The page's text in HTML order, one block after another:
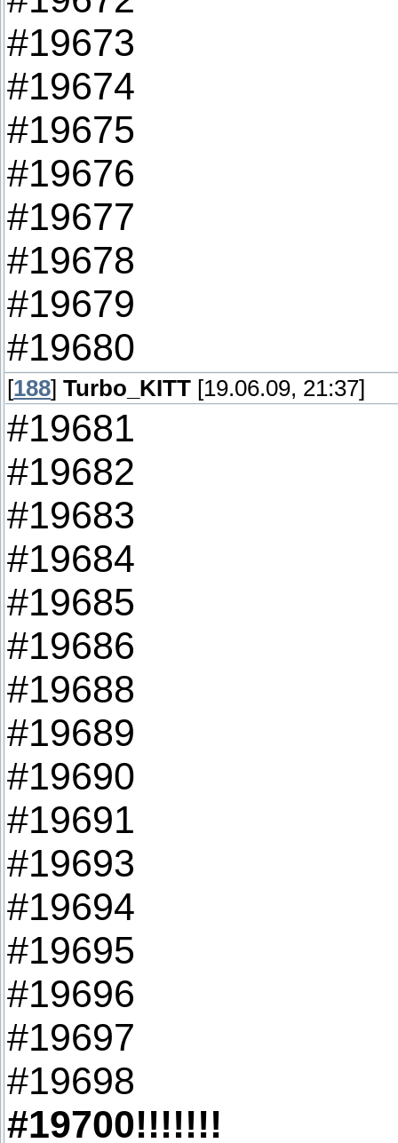
#19673
#19674
#19675
#19676
#19677
#19678
#19679
#19680
[188] Turbo_KITT [19.06.09, 21:37]
#19681
#19682
#19683
#19684
#19685
#19686
#19688
#19689
#19690
#19691
#19693
#19694
#19695
#19696
#19697
#19698
#19700!!!!!!!